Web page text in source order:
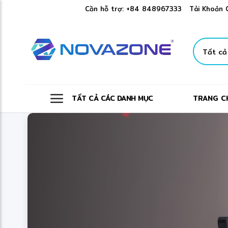
Cần hỗ trợ: +84 848967333 Tài Khoản
TẤT CẢ CÁC DANH MỤC TRANG